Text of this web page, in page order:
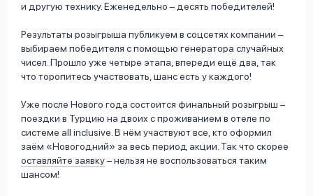
и другую технику. Еженедельно – десять победителей!
Результаты розыгрыша публикуем в соцсетях компании –
выбираем победителя с помощью генератора случайных
чисел. Прошло уже четыре этапа, впереди ещё два, так
что торопитесь участвовать, шанс есть у каждого!
Уже после Нового года состоится финальный розыгрыш –
поездки в Турцию на двоих с проживанием в отеле по
системе all inclusive. В нём участвуют все, кто оформил
заём «Новогодний» за весь период акции. Так что скорее
оставляйте заявку– нельзя не воспользоваться таким
шансом!